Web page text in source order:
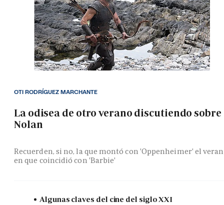
La odisea de otro verano discutiendo sobre
Nolan
Recuerden, si no, la que montó con 'Oppenheimer' el
en que coincidió con 'Barbie'
OTI RODRÍGUEZ MARCHANTE
Algunas claves del cine del siglo XXI